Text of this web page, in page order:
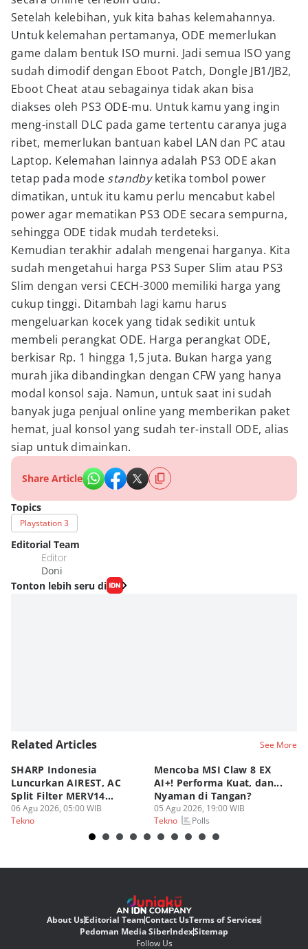
Setelah kelebihan, yuk kita bahas kelemahannya.
Untuk kelemahan pertamanya, ODE memerlukan
game dalam bentuk ISO murni. Jadi semua ISO yang
sudah dimodif dengan Eboot Patch, Dongle JB1/JB2,
Eboot Cheat atau sebagainya tidak akan bisa
diakses oleh PS3 ODE-mu. Untuk kamu yang ingin
meng-install DLC pada game tertentu caranya juga
ribet, memerlukan bantuan kabel LAN dan PC atau
Laptop. Kelemahan lainnya adalah PS3 ODE akan
tetap pada mode standbyketika tombol power
dimatikan, untuk itu kamu perlu mencabut kabel
power agar mematikan PS3 ODE secara sempurna,
sehingga ODE tidak mudah terdeteksi.
Kemudian terakhir adalah mengenai harganya. Kita
sudah mengetahui harga PS3 Super Slim atau PS3
Slim dengan versi CECH-3000 memiliki harga yang
cukup tinggi. Ditambah lagi kamu harus
mengeluarkan kocek yang tidak sedikit untuk
membeli perangkat ODE. Harga perangkat ODE,
berkisar Rp. 1 hingga 1,5 juta. Bukan harga yang
murah jika dibandingkan dengan CFW yang hanya
modal konsol saja. Namun, untuk saat ini sudah
banyak juga penjual online yang memberikan paket
hemat, jual konsol yang sudah ter-install ODE, alias
siap untuk dimainkan.
Share Article
Topics
Playstation 3
Editorial Team
Editor
Doni
Tonton lebih seru di
Related Articles See More
SHARP Indonesia
Luncurkan AIREST, AC
Split Filter MERV14
Perdana!
06 Agu 2026, 05:00 WIB
Tekno
Mencoba MSI Claw 8 EX
AI+! Performa Kuat, dan...
Nyaman di Tangan?
05 Agu 2026, 19:00 WIB
Tekno
Polls
About UsEditorial TeamContact UsTerms of Services
Pedoman Media SiberIndexSitemap
Follow Us